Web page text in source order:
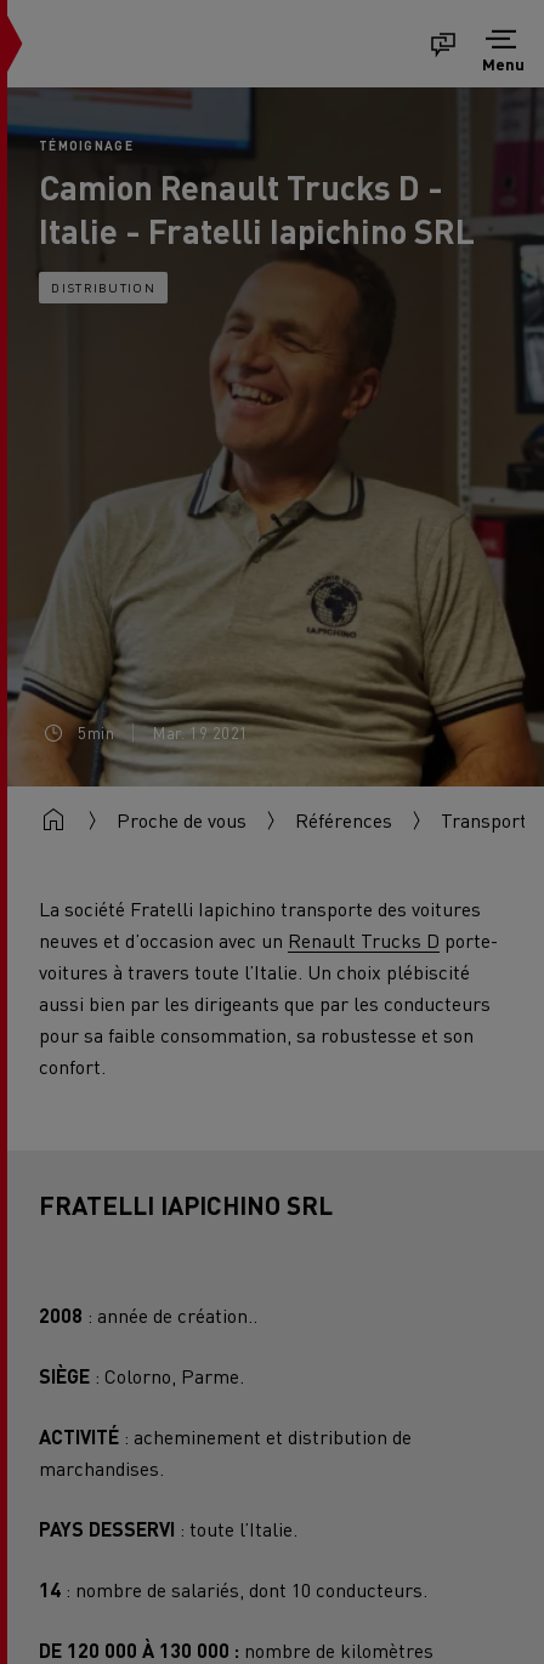
Menu
TÉMOIGNAGE
Camion Renault Trucks D -
Italie - Fratelli Iapichino SRL
DISTRIBUTION
5min Mar. 19 2021
Proche de vous Références Transport
La société Fratelli Iapichino transporte des voitures
neuves et d’occasion avec un Renault Trucks D porte-
voitures à travers toute l’Italie. Un choix plébiscité
aussi bien par les dirigeants que par les conducteurs
pour sa faible consommation, sa robustesse et son
confort.
FRATELLI IAPICHINO SRL
2008 : année de création..
SIÈGE : Colorno, Parme.
ACTIVITÉ : acheminement et distribution de
marchandises.
PAYS DESSERVI : toute l’Italie.
14 : nombre de salariés, dont 10 conducteurs.
DE 120 000 À 130 000 : nombre de kilomètres